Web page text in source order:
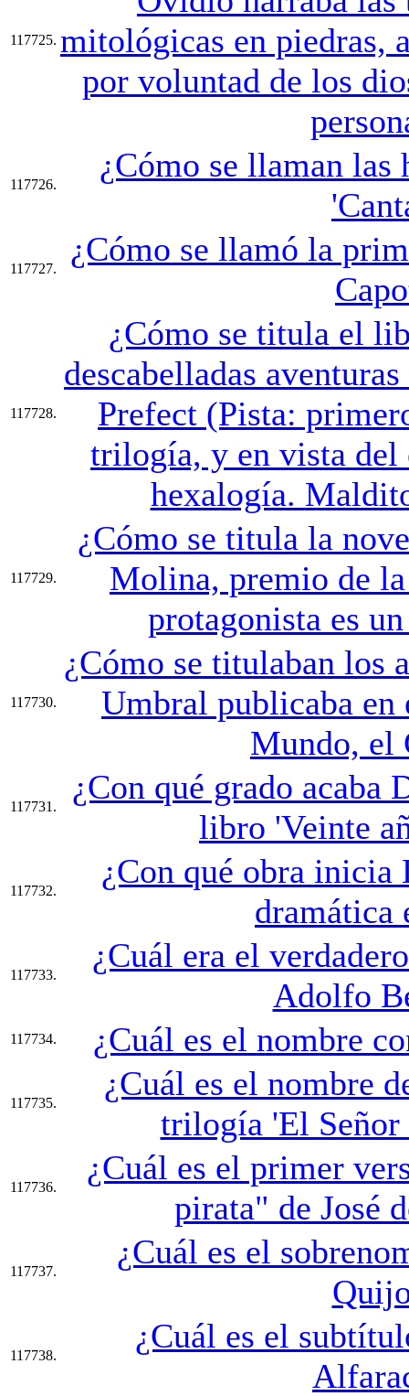
117725. mitológicas en piedras,
por voluntad de los
117726.
¿Cómo se llaman
117727.
¿Cómo se llamó la
117728.
¿Cómo se titula el
descabelladas
Prefect (Pista:
trilogía, y en vista
hexalogía.
117729.
¿Cómo se titula la
Molina, premio de
protagonista es
117730.
¿Cómo se titulaban los
Umbral publicaba en
Mundo, el
117731.
¿Con qué grado
libro 'Veinte
117732.
¿Con qué obra inicia
dramática
117733.
¿Cuál era el
Adolfo
117734. ¿Cuál es el nombre
117735.
¿Cuál es el nombre
trilogía 'El
117736.
¿Cuál es el primer
pirata" de José
117737.
¿Cuál es el
117738.
¿Cuál es el